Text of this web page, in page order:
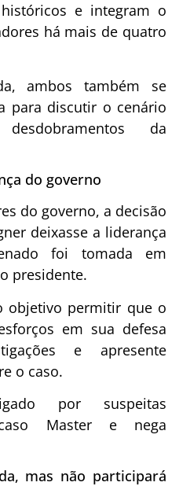
e integram o
há mais de quatro
ambos também se
para discutir o cenário
da
do governo
do governo, a decisão
deixasse a liderança
foi tomada em
presidente.
objetivo permitir que o
em sua defesa
e apresente
o caso.
por suspeitas
Master e nega
mas não participará